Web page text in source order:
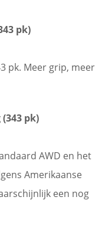
pk)
pk. Meer grip, meer
pk)
AWD en het
Amerikaanse
een nog